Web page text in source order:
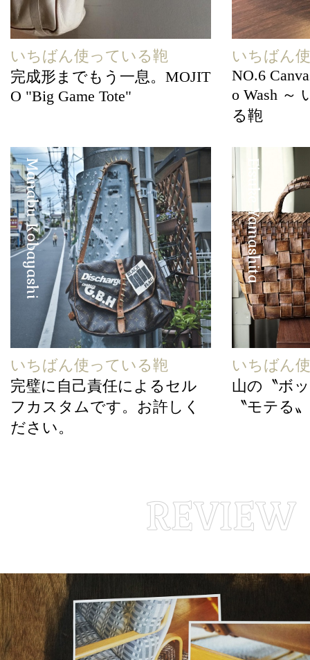
いちばん使っている鞄
完成形までもう一息。MOJIT
O "Big Game Tote"
いちばん
NO.6
o Wash ～
る鞄
Manabu Kobayashi
いちばん使っている鞄
完璧に自己責任によるセル
フカスタムです。お許しく
ださい。
Eisuke Yamashita
いちばん
山の〝ボ
〝モテる